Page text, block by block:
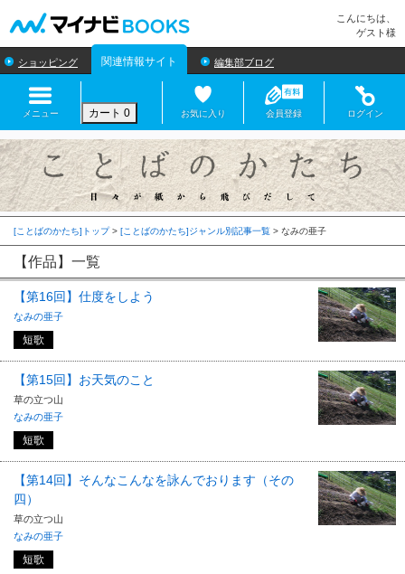
こんにちは、
ゲスト様
ショッピング 関連情報サイト 編集部ブログ
メニュー カート 0 お気に入り 会員登録 ログイン
[ことばのかたち]トップ> [ことばのかたち]ジャンル別記事一覧 >
【作品】一覧
【第16回】仕度をしよう
なみの亜子
短歌
【第15回】お天気のこと
草の立つ山
なみの亜子
短歌
【第14回】そんなこんなを詠んでおります（その
四）
草の立つ山
なみの亜子
短歌